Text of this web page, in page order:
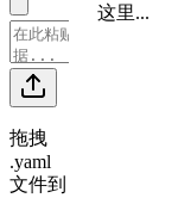
拖拽
.yaml
文件到
这里...